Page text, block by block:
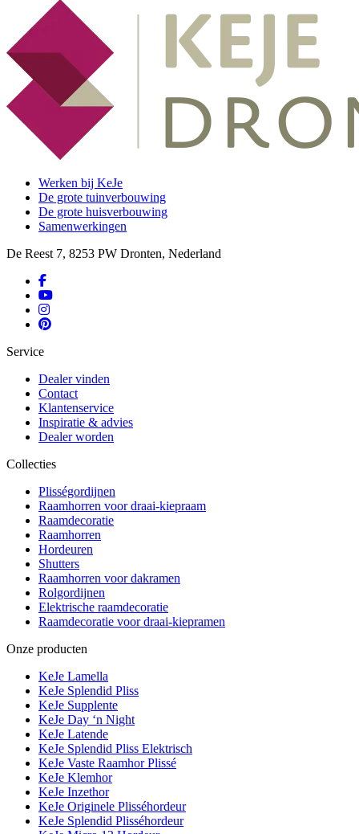
Werken bij KeJe
De grote tuinverbouwing
De grote huisverbouwing
Samenwerkingen
De Reest 7, 8253 PW Dronten, Nederland
Service
Dealer vinden
Contact
Klantenservice
Inspiratie & advies
Dealer worden
Collecties
Plisségordijnen
Raamhorren voor draai-kiepraam
Raamdecoratie
Raamhorren
Hordeuren
Shutters
Raamhorren voor dakramen
Rolgordijnen
Elektrische raamdecoratie
Raamdecoratie voor draai-kiepramen
Onze producten
KeJe Lamella
KeJe Splendid Pliss
KeJe Supplente
KeJe Day ‘n Night
KeJe Latende
KeJe Splendid Pliss Elektrisch
KeJe Vaste Raamhor Plissé
KeJe Klemhor
KeJe Inzethor
KeJe Originele Plisséhordeur
KeJe Splendid Plisséhordeur